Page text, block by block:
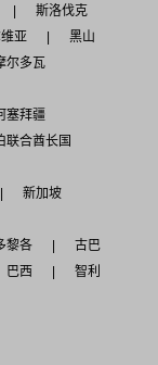
斯洛伐克
亚
黑山
尔多瓦
塞拜疆
联合酋长国
新加坡
黎各
古巴
巴西
智利